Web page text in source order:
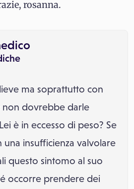
rosanna.
ma soprattutto con
non dovrebbe darle
è in eccesso di peso? Se
una insufficienza valvolare
questo sintomo al suo
occorre prendere dei